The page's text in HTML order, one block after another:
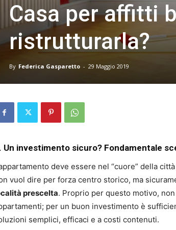
Casa per affitti
ristrutturarla?
By Federica Gasparetto - 29 Maggio 2019
Un investimento sicuro? Fondamentale
deve essere nel “cuore” della
vuol dire per forza centro storico, ma
prescelta. Proprio per questo motivo,
per un buon investimento è
semplici, efficaci e a costi contenuti.